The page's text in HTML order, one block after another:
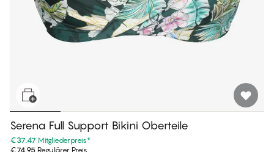
Serena Full Support Bikini Oberteile
€37.47 Mitgliederpreis*
€74.95 Regulärer Preis